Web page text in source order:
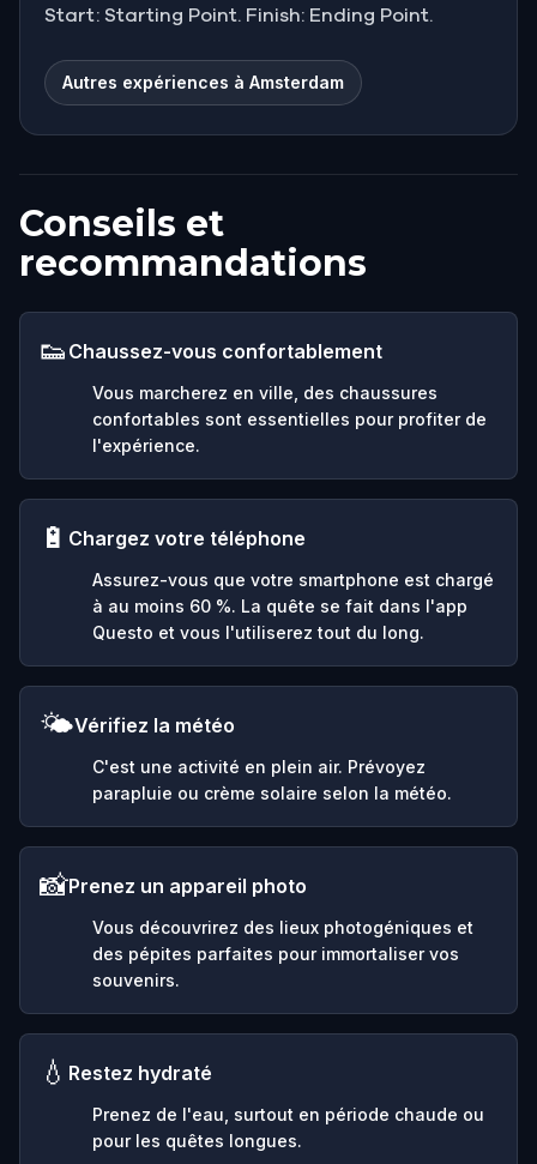
Start: Starting Point. Finish: Ending Point.
Autres expériences à Amsterdam
Conseils et
recommandations
👟 Chaussez-vous confortablement
Vous marcherez en ville, des chaussures
confortables sont essentielles pour profiter de
l'expérience.
🔋 Chargez votre téléphone
Assurez-vous que votre smartphone est chargé
à au moins 60 %. La quête se fait dans l'app
Questo et vous l'utiliserez tout du long.
🌤️Vérifiez la météo
C'est une activité en plein air. Prévoyez
parapluie ou crème solaire selon la météo.
📸Prenez un appareil photo
Vous découvrirez des lieux photogéniques et
des pépites parfaites pour immortaliser vos
souvenirs.
💧 Restez hydraté
Prenez de l'eau, surtout en période chaude ou
pour les quêtes longues.